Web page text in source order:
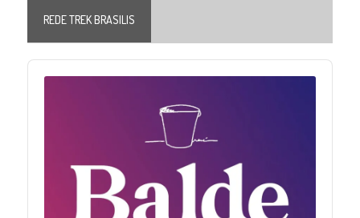
REDE TREK BRASILIS
Audio
Player